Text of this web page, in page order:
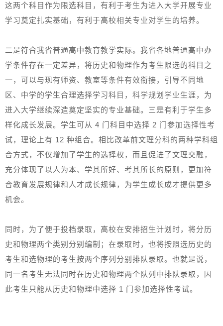
这两个科目作为限选科目，有利于考生为进入大学开展专业
学习奠定扎实基础，有利于高校相关专业对学生的培养。
二是符合我省普通高中教育教学实际。我省各地普通高中办
学条件存在一定差异，将历史和物理作为考生限选的科目之
一，可以与现有师资、教室等条件有效衔接，引导不同地
区、中学的学生合理选择学习科目，科学规划学业生涯，为
进入大学继续深造奠定坚实的专业基础。三是有利于学生多
样化成长发展。学生可从 4 门科目中选择 2 门参加选择性考
试，理论上有 12 种组合。相比改革前文理分科的两种学科组
合方式，不仅增加了学生的选择权，而且促进了文理交融，
充分体现了以人为本、学其所好、考其所长的原则，更加符
合教育发展规律和人才成长规律，为学生成长成才提供更多
机会。
同时，为了便于投档录取，高校在安排招生计划时，将分历
史和物理两个类别分别编制；在录取时，也将按照选历史的
考生和选物理的考生按两个序列分别排队录取。也就是说，
同一名考生无法同时在历史和物理两个队列中排队录取，因
此考生只能从历史和物理中选择 1 门参加选择性考试。